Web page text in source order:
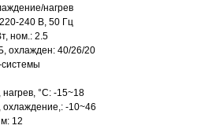
нагрев
240 В, 50 Гц
ном.: 2.5
охлажден: 40/26/20
°C: -15~18
-10~46
12